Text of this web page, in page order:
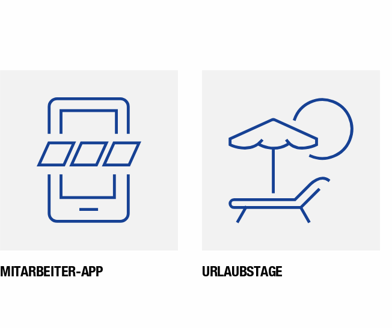
Plattform, auf der sich unsere
können und Neuigkeiten rund
um das
erfahren. Bereits vor Eintritt
erhalten Mitarbeiter einen
MITARBEITER-APP
Abstimmung mit dem
Vorgesetzten ihren Urlaub
beliebig nehmen. Der
Urlaubsanspruch liegt über
dem gesetzlichen
Mindesturlaub.
URLAUBSTAGE